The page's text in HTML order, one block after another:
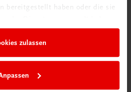
bereitgestellt haben oder die sie
zulassen